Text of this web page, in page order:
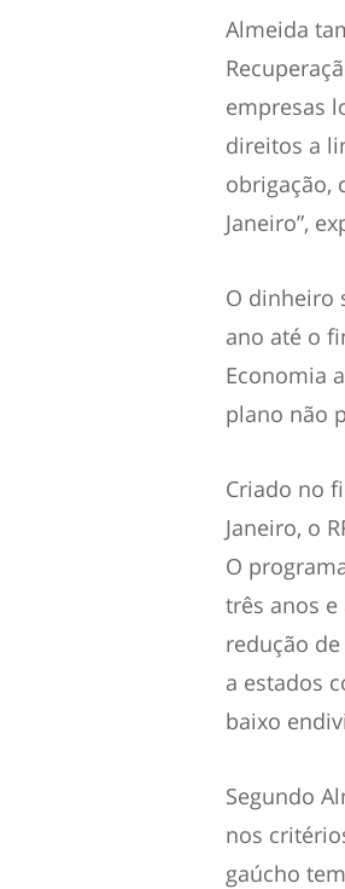
Almeida
empresas
direitos a
obrigação,
Janeiro”,
O dinheiro
ano até o
Economia
plano não
Criado no
Janeiro, o
O
três anos
redução
a estados
baixo
Segundo
nos
gaúcho